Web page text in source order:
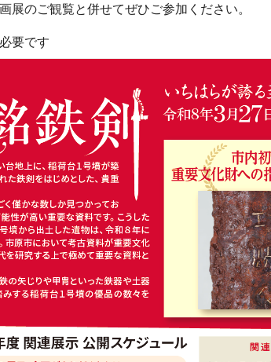
展のご観覧と併せてぜひご参加ください。
要です